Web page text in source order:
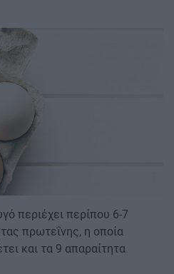
περιέχει περίπου 6-7
πρωτεΐνης, η οποία
και τα 9 απαραίτητα